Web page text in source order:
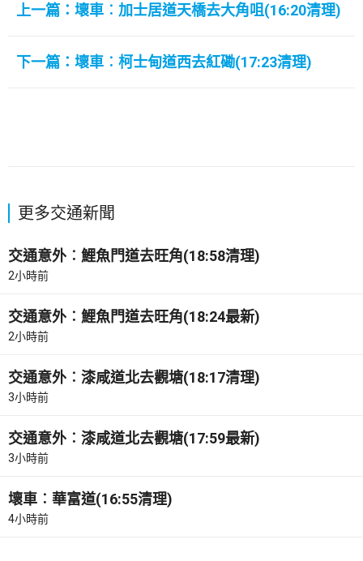
上一篇：壞車︰加士居道天橋去大角咀(16:20清理)
下一篇：壞車︰柯士甸道西去紅磡(17:23清理)
更多交通新聞
交通意外︰鯉魚門道去旺角(18:58清理)
2小時前
交通意外︰鯉魚門道去旺角(18:24最新)
2小時前
交通意外︰漆咸道北去觀塘(18:17清理)
3小時前
交通意外︰漆咸道北去觀塘(17:59最新)
3小時前
壞車︰華富道(16:55清理)
4小時前